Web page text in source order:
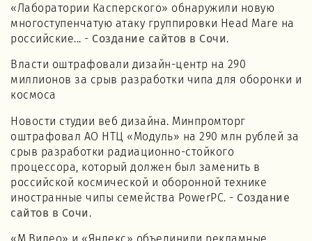
«Лаборатории Касперского» обнаружили новую
многоступенчатую атаку группировки Head Mare на
российские... - Создание сайтов в Сочи.
Власти оштрафовали дизайн-центр на 290
миллионов за срыв разработки чипа для оборонки и
космоса
Новости студии веб дизайна. Минпромторг
оштрафовал АО НТЦ «Модуль» на 290 млн рублей за
срыв разработки радиационно-стойкого
процессора, который должен был заменить в
российской космической и оборонной технике
иностранные чипы семейства PowerPC. - Создание
сайтов в Сочи .